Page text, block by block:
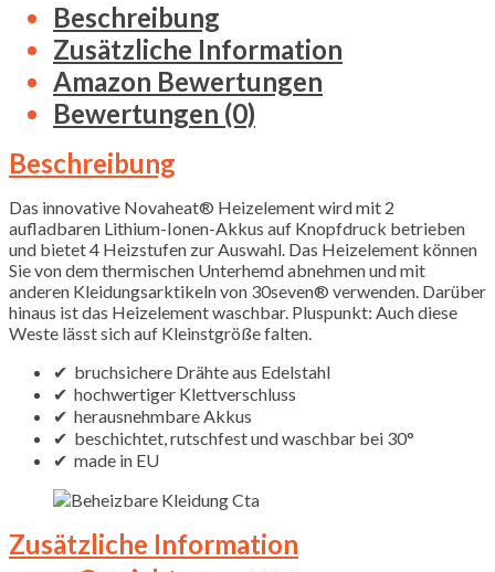
Beschreibung
Zusätzliche Information
Amazon Bewertungen
Bewertungen (0)
Beschreibung
Das innovative Novaheat® Heizelement wird mit 2
aufladbaren Lithium-Ionen-Akkus auf Knopfdruck betrieben
und bietet 4 Heizstufen zur Auswahl. Das Heizelement können
Sie von dem thermischen Unterhemd abnehmen und mit
anderen Kleidungsarktikeln von 30seven® verwenden. Darüber
hinaus ist das Heizelement waschbar. Pluspunkt: Auch diese
Weste lässt sich auf Kleinstgröße falten.
✔ bruchsichere Drähte aus Edelstahl
✔ hochwertiger Klettverschluss
✔ herausnehmbare Akkus
✔ beschichtet, rutschfest und waschbar bei 30°
✔ made in EU
Zusätzliche Information